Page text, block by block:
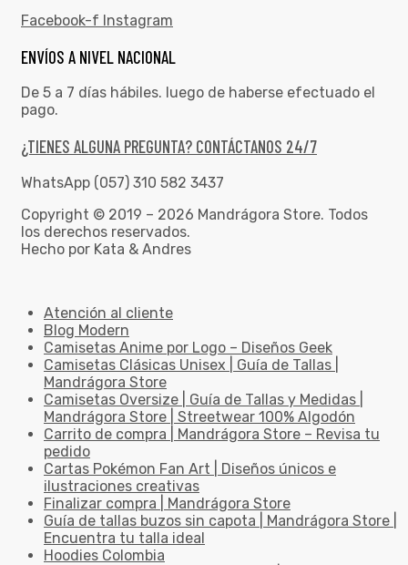
Facebook-f Instagram
ENVÍOS A NIVEL NACIONAL
De 5 a 7 días hábiles. luego de haberse efectuado el
pago.
¿TIENES ALGUNA PREGUNTA? CONTÁCTANOS 24/7
WhatsApp (057) 310 582 3437
Copyright © 2019 – 2026 Mandrágora Store. Todos
los derechos reservados.
Hecho por Kata & Andres
Atención al cliente
Blog Modern
Camisetas Anime por Logo – Diseños Geek
Camisetas Clásicas Unisex | Guía de Tallas |
Mandrágora Store
Camisetas Oversize | Guía de Tallas y Medidas |
Mandrágora Store | Streetwear 100% Algodón
Carrito de compra | Mandrágora Store – Revisa tu
pedido
Cartas Pokémon Fan Art | Diseños únicos e
ilustraciones creativas
Finalizar compra | Mandrágora Store
Guía de tallas buzos sin capota | Mandrágora Store |
Encuentra tu talla ideal
Hoodies Colombia